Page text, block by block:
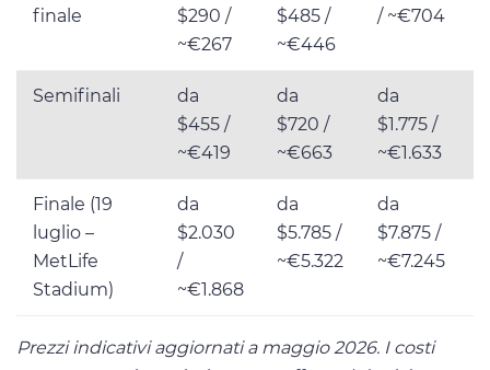
finale
$290 /
~€267
$485 /
~€446
/ ~€704
Semifinali
da
$455 /
~€419
da
$720 /
~€663
da
$1.775 /
~€1.633
Finale (19
luglio –
MetLife
Stadium)
da
$2.030
/
~€1.868
da
$5.785 /
~€5.322
da
$7.875 /
~€7.245
Prezzi indicativi aggiornati a maggio 2026. I costi